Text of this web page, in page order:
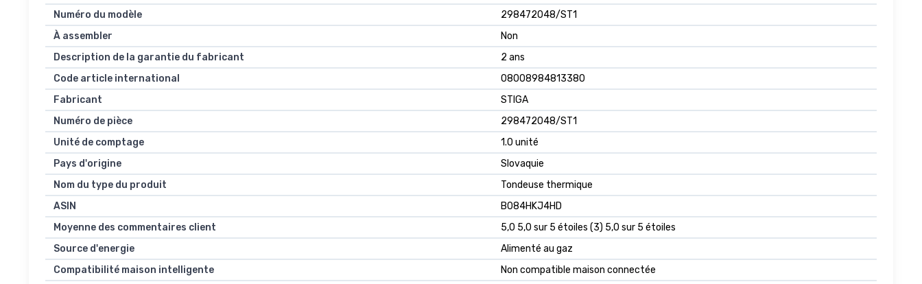
Numéro du modèle
298472048/ST1
À assembler
Non
Description de la garantie du fabricant
2 ans
Code article international
08008984813380
Fabricant
STIGA
Numéro de pièce
298472048/ST1
Unité de comptage
1.0 unité
Pays d'origine
Slovaquie
Nom du type du produit
Tondeuse thermique
ASIN
B084HKJ4HD
Moyenne des commentaires client
5,0 5,0 sur 5 étoiles (3) 5,0 sur 5 étoiles
Source d'energie
Alimenté au gaz
Compatibilité maison intelligente
Non compatible maison connectée